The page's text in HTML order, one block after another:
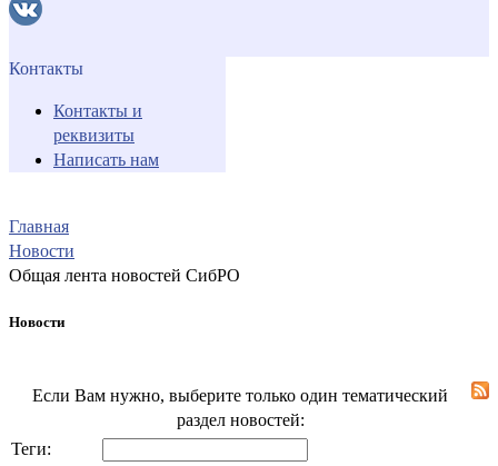
Контакты
Контакты и
реквизиты
Написать нам
Главная
Новости
Общая лента новостей СибРО
Новости
Если Вам нужно, выберите только один тематический
раздел новостей:
Теги: